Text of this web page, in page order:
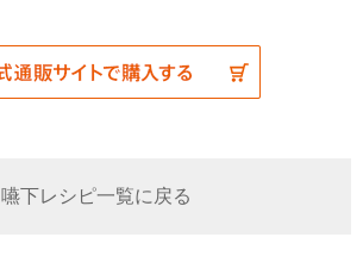
嚥下レシピ一覧に戻る